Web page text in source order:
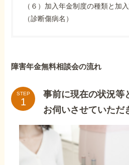
（６）加入年金制度の種類と加
（診断傷病名）
障害年金無料相談会の流れ
STEP
事前に現在の状況等
お伺いさせていただ